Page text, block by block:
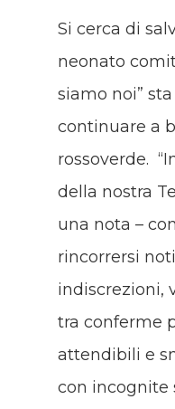
Si cerca di
neonato
siamo noi”
continuare a
rossoverde.
della nostra
una nota –
rincorrersi
indiscrezioni,
tra conferme
attendibili e
con incognite